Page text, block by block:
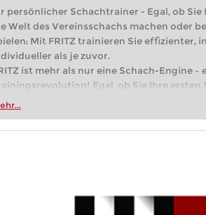
persönlicher Schachtrainer - Egal, ob
Welt des Vereinsschachs machen oder
Mit FRITZ trainieren Sie effizienter,
als je zuvor.
ist mehr als nur eine Schach-Engine –
Egal, ob Sie Ihre ersten
machen oder bereits auf